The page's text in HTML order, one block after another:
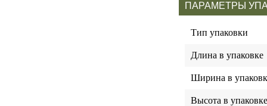
ПАРАМЕТРЫ
Тип упаковки
Длина в упаковке
Ширина в
Высота в упаковке